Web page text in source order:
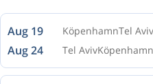
Aug 19 KöpenhamnTel Aviv
Aug 24 Tel AvivKöpenhamn